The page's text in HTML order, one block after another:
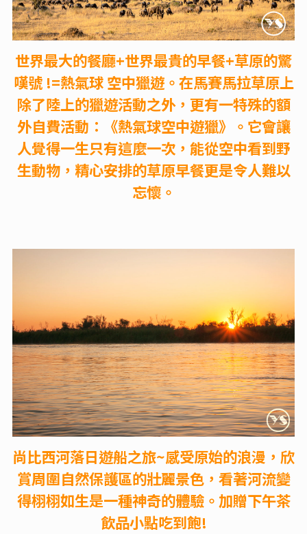
世界最大的餐廳+世界最貴的早餐+草原的驚
嘆號 !=熱氣球 空中獵遊。在馬賽馬拉草原上
除了陸上的獵遊活動之外，更有一特殊的額
外自費活動：《熱氣球空中遊獵》。它會讓
人覺得一生只有這麼一次，能從空中看到野
生動物，精心安排的草原早餐更是令人難以
忘懷。
尚比西河落日遊船之旅~感受原始的浪漫，欣
賞周圍自然保護區的壯麗景色，看著河流變
得栩栩如生是一種神奇的體驗。加贈下午茶
飲品小點吃到飽!